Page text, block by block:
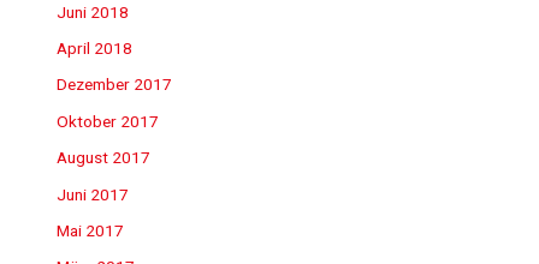
Juni 2018
April 2018
Dezember 2017
Oktober 2017
August 2017
Juni 2017
Mai 2017